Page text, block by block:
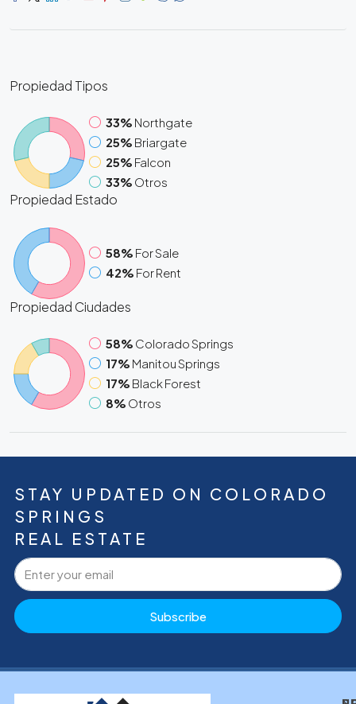
Propiedad Tipos
33% Northgate
25% Briargate
25% Falcon
33% Otros
Propiedad Estado
58% For Sale
42% For Rent
Propiedad Ciudades
58% Colorado Springs
17% Manitou Springs
17% Black Forest
8% Otros
STAY UPDATED ON COLORADO
SPRINGS
REAL ESTATE
Subscribe